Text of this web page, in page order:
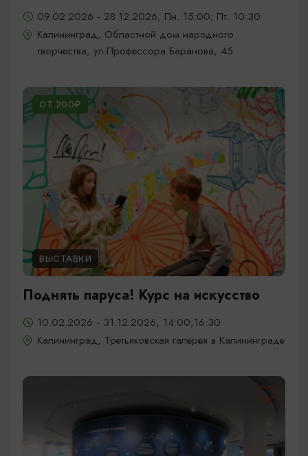
09.02.2026 - 28.12.2026, Пн. 15:00; Пт. 10:30
Калининград, Областной дом народного
творчества, ул.Профессора Баранова, 45
ОТ 200₽
ВЫСТАВКИ
Поднять паруса! Курс на искусство
10.02.2026 - 31.12.2026, 14:00,16:30
Калининград, Третьяковская галерея в Калининграде